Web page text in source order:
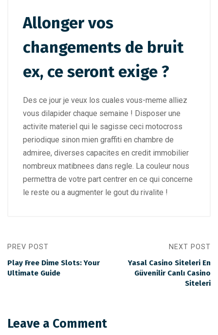
Allonger vos
changements de bruit
ex, ce seront exige ?
Des ce jour je veux los cuales vous-meme alliez
vous dilapider chaque semaine ! Disposer une
activite materiel qui le sagisse ceci motocross
periodique sinon mien graffiti en chambre de
admiree, diverses capacites en credit immobilier
nombreux matibnees dans regle. La couleur nous
permettra de votre part centrer en ce qui concerne
le reste ou a augmenter le gout du rivalite !
PREV POST
Play Free Dime Slots: Your
Ultimate Guide
NEXT POST
Yasal Casino Siteleri En
Güvenilir Canlı Casino
Siteleri
Leave a Comment